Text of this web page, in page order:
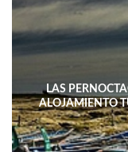
LAS
ALOJAMIENTO